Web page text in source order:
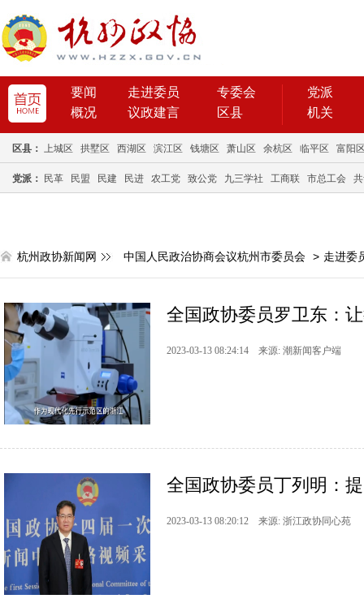
要闻 走进委员
专委会
概况
议政建言 区县
党派
机关
区县： 上城区 拱墅区 西湖区 滨江区 钱塘区 萧山区 余杭区 临平区 富阳
党派： 民革 民盟 民建 民进 农工党 致公党 九三学社 工商联 市总工会
杭州政协新闻网 中国人民政治协商会议杭州市委员会 > 走进委
全国政协委员罗卫东：
2023-03-13 08:24:14 来源: 潮新闻客户端
全国政协委员丁列明：
2023-03-13 08:20:12 来源: 浙江政协同心苑